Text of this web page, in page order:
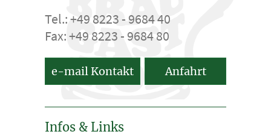
Tel.: +49 8223 - 9684 40
Fax: +49 8223 - 9684 80
e-mail Kontakt Anfahrt
Infos & Links